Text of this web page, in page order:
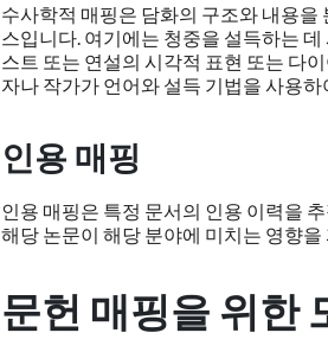
수사학적 매핑은 담화의 구조와 내용
스입니다. 여기에는 청중을 설득하는
스트 또는 연설의 시각적 표현 또는 다
자나 작가가 언어와 설득 기법을 사용
인용 매핑
인용 매핑은 특정 문서의 인용 이력을
해당 논문이 해당 분야에 미치는 영향
문헌 매핑을 위한